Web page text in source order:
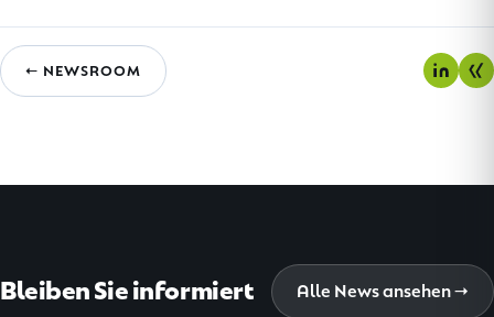
← NEWSROOM
Bleiben Sie informiert Alle News ansehen →